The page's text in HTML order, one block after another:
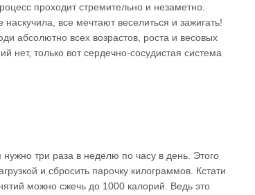
проходит стремительно и незаметно.
все мечтают веселиться и зажигать!
абсолютно всех возрастов, роста и весовых
нет, только вот сердечно-сосудистая система
три раза в неделю по часу в день. Этого
и сбросить парочку килограммов. Кстати
можно сжечь до 1000 калорий. Ведь это